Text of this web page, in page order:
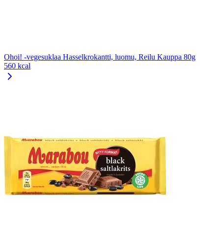
Ohoi! -vegesuklaa Hasselkrokantti, luomu, Reilu Kauppa 80g
560 kcal